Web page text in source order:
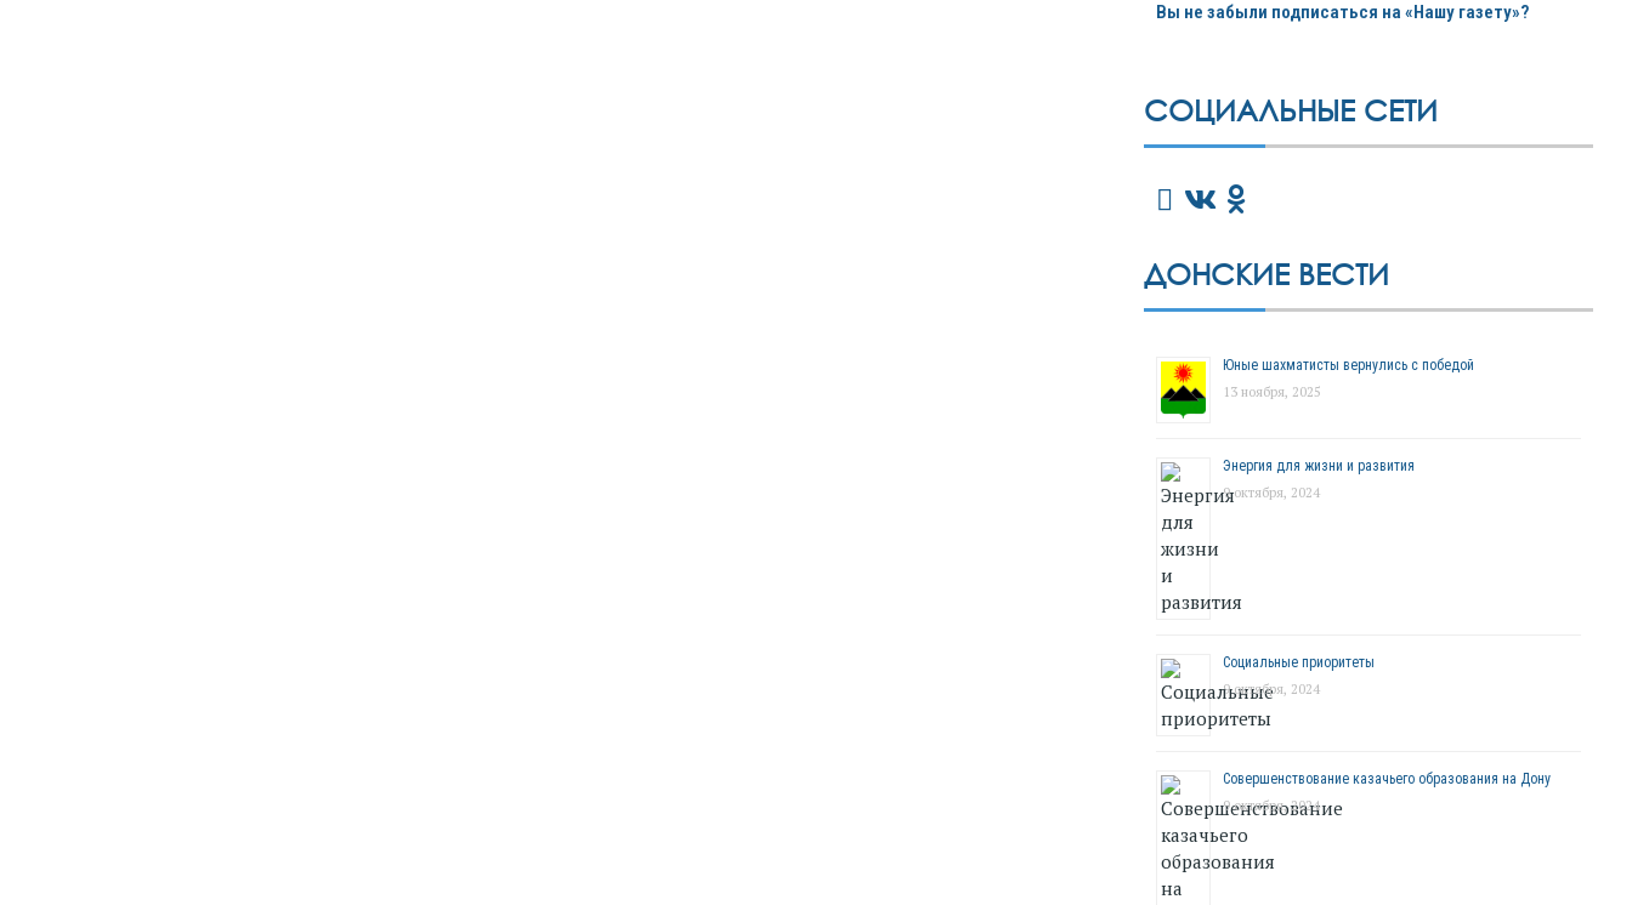
Вы не забыли подписаться на «Нашу газету»?
СОЦИАЛЬНЫЕ СЕТИ
ДОНСКИЕ ВЕСТИ
Юные шахматисты вернулись с победой
13 ноября, 2025
Энергия для жизни и развития
9 октября, 2024
Социальные приоритеты
9 октября, 2024
Совершенствование казачьего образования на Дону
9 октября, 2024